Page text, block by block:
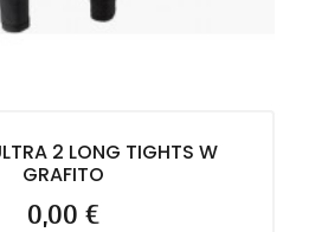
2 LONG TIGHTS W
GRAFITO
Precio
0,00 €